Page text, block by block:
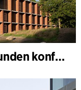
Campus BØGEHØJ, Bøgelunden konference- og værelsesfløj